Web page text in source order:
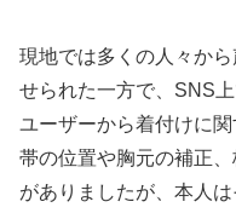
現地では多くの人々か
せられた一方で、SNS
ユーザーから着付けに
帯の位置や胸元の補正
がありましたが、本人